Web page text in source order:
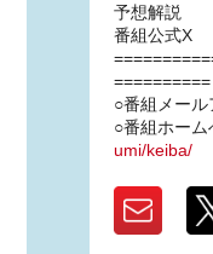
予想解説
番組公式X
==========
○番組メール
○番組ホーム
umi/keiba/